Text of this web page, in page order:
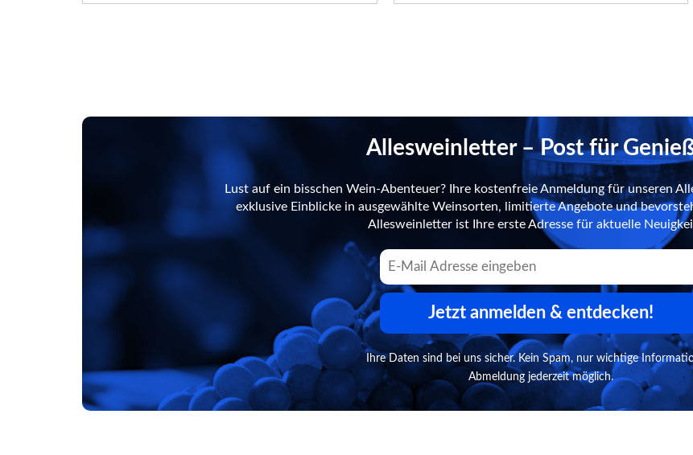
Allesweinletter – Post für
Lust auf ein bisschen Wein-Abenteuer? Ihre kostenfreie Anmeldung für unseren
exklusive Einblicke in ausgewählte Weinsorten, limitierte Angebote und
Allesweinletter ist Ihre erste Adresse für aktuelle
Jetzt anmelden & entdecken!
Ihre Daten sind bei uns sicher. Kein Spam, nur wichtige
Abmeldung jederzeit möglich.